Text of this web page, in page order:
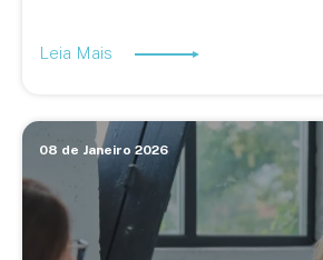
Leia Mais
08 de Janeiro 2026